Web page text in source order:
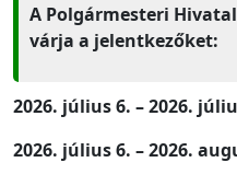
A Polgármesteri
várja a jelentkezőket:
2026. július 6. – 2026.
2026. július 6. – 2026.